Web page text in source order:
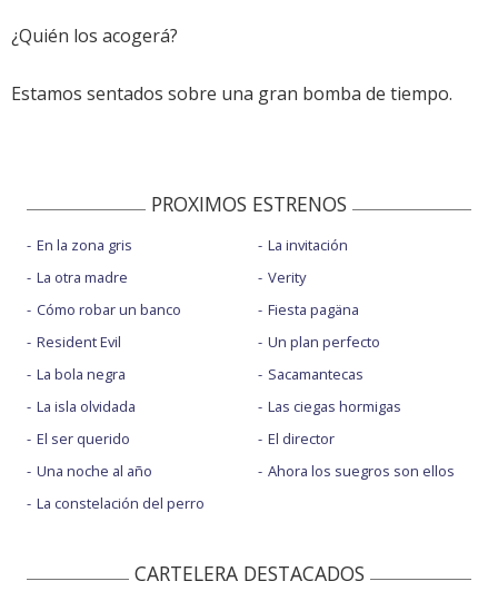
¿Quién los acogerá?
Estamos sentados sobre una gran bomba de tiempo.
PROXIMOS ESTRENOS
En la zona gris
La otra madre
Cómo robar un banco
Resident Evil
La bola negra
La isla olvidada
El ser querido
Una noche al año
La constelación del perro
La invitación
Verity
Fiesta pagäna
Un plan perfecto
Sacamantecas
Las ciegas hormigas
El director
Ahora los suegros son ellos
CARTELERA DESTACADOS